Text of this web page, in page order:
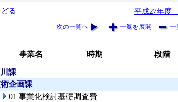
どる 平成27年度
次の一覧へ 一覧を展開 一
事業名 時期 段階
課
企画課
01 事業化検討基礎調査費